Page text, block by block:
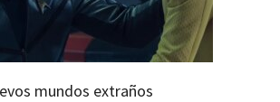
mundos extraños